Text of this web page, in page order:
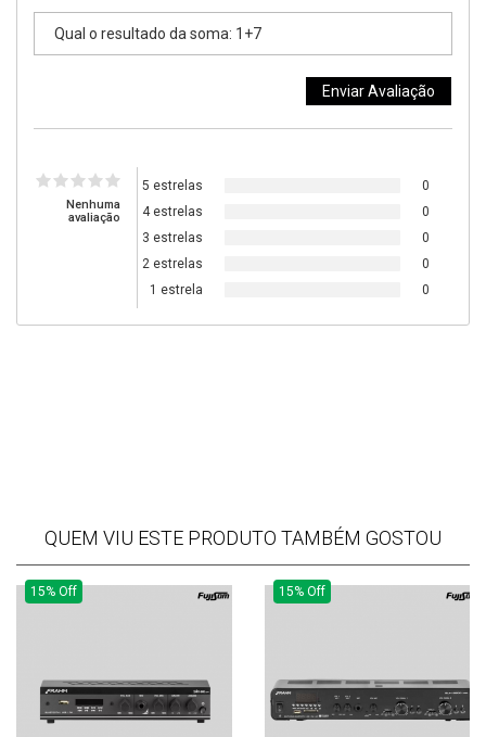
Nenhuma
avaliação
5 estrelas
0
4 estrelas
0
3 estrelas
0
2 estrelas
0
1 estrela
0
QUEM VIU ESTE PRODUTO TAMBÉM GOSTOU
15% Off 15% Off